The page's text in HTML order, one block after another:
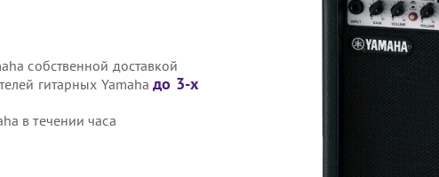
собственной доставкой
гитарных Yamahaдо 3-х
в течении часа